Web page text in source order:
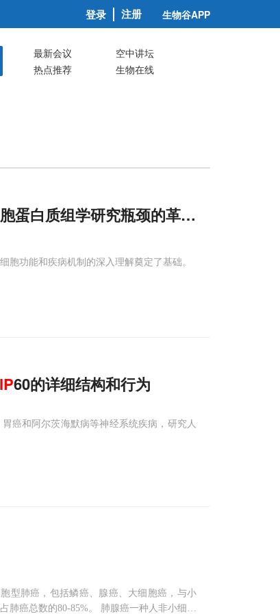
登录 注册 生物谷APP
最新会议
空中讲坛
热点推荐
生物在线
白质组学研究瓶颈的革命性进展
胞功能和疾病机制的深入理解奠定了基础。
60的详细结构和行为
癌和阿尔茨海默病等神经系统疾病，研究人
型肺癌，包括鳞癌、腺癌、大细胞癌，与小
肺癌总数的80-85%。 肺腺癌一种人非小细胞